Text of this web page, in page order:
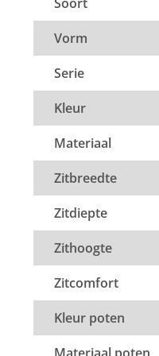
Element stof is een
velours stof krijgt
Element stof is
Samenstelling:
Wat is polyester?
Poluester is een
en isolerend is.
Onderhoud
Element stof is niet
lauwwarm sopje
nat maken! Meer
Montage
De bank wordt
montage plaats te
Vorm
Serie
Kleur
Materiaal
Zitbreedte
Zitdiepte
Zithoogte
Zitcomfort
Kleur poten
Materiaal poten